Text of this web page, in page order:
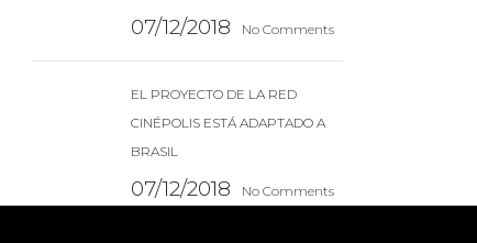
07/12/2018 No Comments
EL PROYECTO DE LA RED
CINÉPOLIS ESTÁ ADAPTADO A
BRASIL
07/12/2018 No Comments